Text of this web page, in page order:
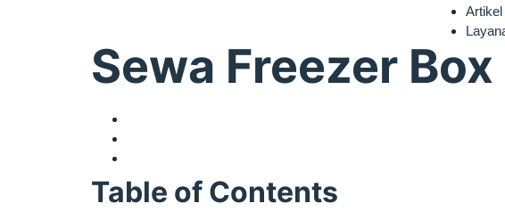
Artikel
Sewa Freezer
Table of Contents